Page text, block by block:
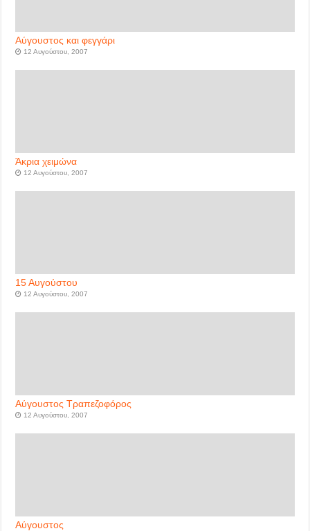
Αύγουστος και φεγγάρι
12 Αυγούστου, 2007
Άκρια χειμώνα
12 Αυγούστου, 2007
15 Αυγούστου
12 Αυγούστου, 2007
Αύγουστος Τραπεζοφόρος
12 Αυγούστου, 2007
Αύγουστος